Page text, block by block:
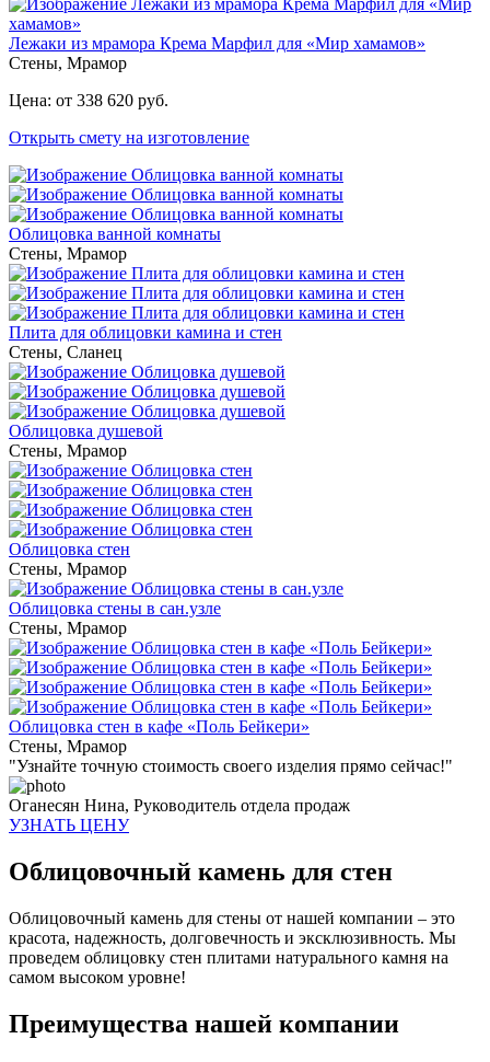
Лежаки из мрамора Крема Марфил для «Мир хамамов»
Стены, Мрамор
Цена: от 338 620 руб.
Открыть смету на изготовление
Облицовка ванной комнаты
Стены, Мрамор
Плита для облицовки камина и стен
Стены, Сланец
Облицовка душевой
Стены, Мрамор
Облицовка стен
Стены, Мрамор
Облицовка стены в сан.узле
Стены, Мрамор
Облицовка стен в кафе «Поль Бейкери»
Стены, Мрамор
"Узнайте точную стоимость своего изделия прямо сейчас!"
Оганесян Нина, Руководитель отдела продаж
УЗНАТЬ ЦЕНУ
Облицовочный камень для стен
Облицовочный камень для стены от нашей компании – это
красота, надежность, долговечность и эксклюзивность. Мы
проведем облицовку стен плитами натурального камня на
самом высоком уровне!
Преимущества нашей компании